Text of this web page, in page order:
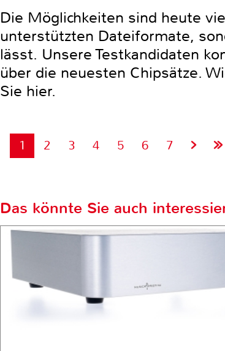
Die Möglichkeiten sind heute
unterstützten Dateiformate,
lässt. Unsere Testkandidaten
über die neuesten Chipsätze.
Sie hier.
1 2 3 4 5 6 7
Das könnte Sie auch